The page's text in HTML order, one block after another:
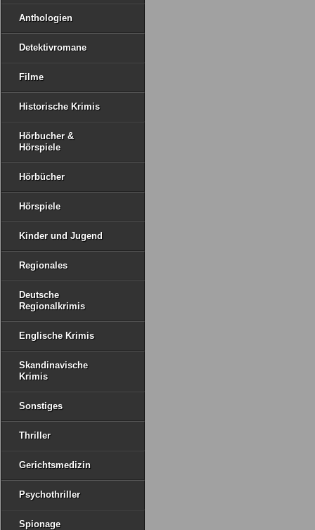
Anthologien
Detektivromane
Filme
Historische Krimis
Hörbucher &
Hörspiele
Hörbücher
Hörspiele
Kinder und Jugend
Regionales
Deutsche
Regionalkrimis
Englische Krimis
Skandinavische
Krimis
Sonstiges
Thriller
Gerichtsmedizin
Psychothriller
Spionage